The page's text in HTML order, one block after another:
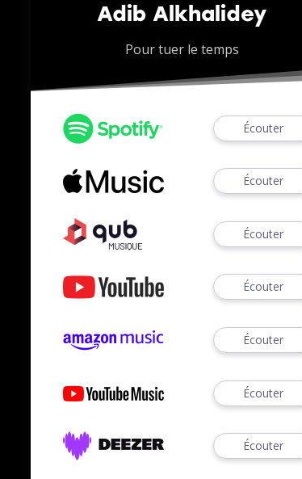
Adib Alkhalidey
Pour tuer le temps
Écouter
Écouter
Écouter
Écouter
Écouter
Écouter
Écouter